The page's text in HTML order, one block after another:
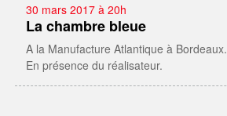
30 mars 2017 à 20h
La chambre bleue
A la Manufacture Atlantique à Bordeaux.
En présence du réalisateur.